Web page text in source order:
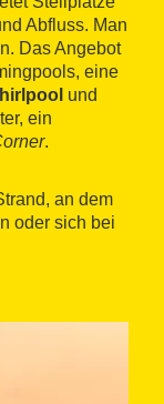
Abfluss. Man
Das Angebot
eine
und
ein
.
an dem
oder sich bei